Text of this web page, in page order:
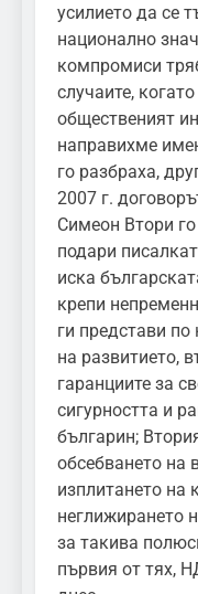
усилието да се
национално
компромиси
случаите,
общественият
направихме
го разбраха,
2007 г.
Симеон Втори
подари
иска
крепи
ги представи
на развитието,
гаранциите за
сигурността и
българин;
обсебването на
изплитането на
неглижирането
за такива
първия от тях,